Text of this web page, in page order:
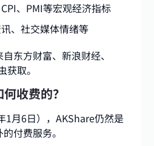
、PMI等宏观经济指标
、社交媒体情绪等
东方财富、新浪财经、
取。
收费的？
1月6日），AKShare仍然是
付费服务。